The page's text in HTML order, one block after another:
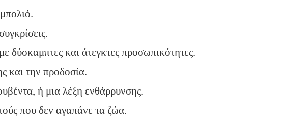
και άτεγκτες προσωπικότητες.
και την προδοσία.
ή μια λέξη ενθάρρυνσης.
που δεν αγαπάνε τα ζώα.